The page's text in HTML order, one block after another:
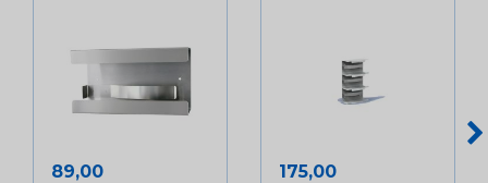
Prijs
89,00 Prijs
175,00